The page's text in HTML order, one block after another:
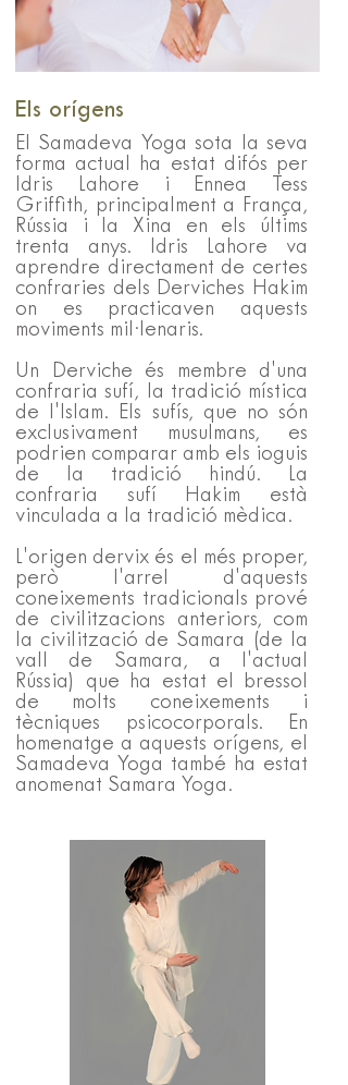
Els orígens
El Samadeva Yoga sota la seva
forma actual ha estat difós per
Idris Lahore i Ennea Tess
Griffith, principalment a França,
Rússia i la Xina en els últims
trenta anys. Idris Lahore va
aprendre directament de certes
confraries dels Derviches Hakim
on es practicaven aquests
moviments mil·lenaris.
Un Derviche és membre d'una
confraria sufí, la tradició mística
de l'Islam. Els sufís, que no són
exclusivament musulmans, es
podrien comparar amb els ioguis
de la tradició hindú. La
confraria sufí Hakim està
vinculada a la tradició mèdica.
L'origen dervix és el més proper,
però l'arrel d'aquests
coneixements tradicionals prové
de civilitzacions anteriors, com
la civilització de Samara (de la
vall de Samara, a l'actual
Rússia) que ha estat el bressol
de molts coneixements i
tècniques psicocorporals. En
homenatge a aquests orígens, el
Samadeva Yoga també ha estat
anomenat Samara Yoga.